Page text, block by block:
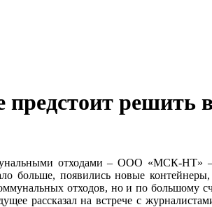
решить
отходами – ООО «МСК-НТ» —
больше, появились новые
отходов, но и по большому
рассказал на встрече с